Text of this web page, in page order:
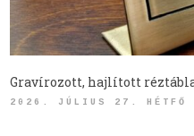
Gravírozott, hajlított réztábla
2026. JÚLIUS 27. HÉTFŐ